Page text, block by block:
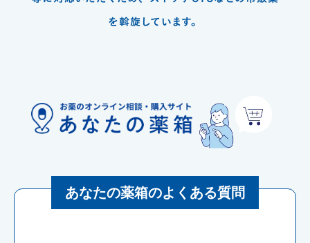
を斡旋しています。
あなたの薬箱のよくある質問